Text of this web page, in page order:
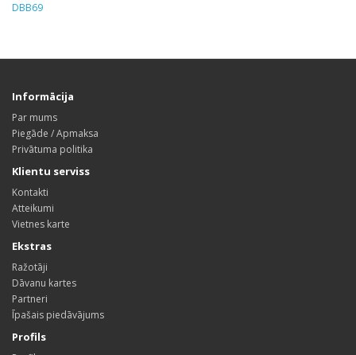
DBB69
Informācija
Par mums
Piegāde / Apmaksa
Privātuma politika
Klientu serviss
Kontakti
Atteikumi
Vietnes karte
Ekstras
Ražotāji
Dāvanu kartes
Partneri
Īpašais piedāvājums
Profils